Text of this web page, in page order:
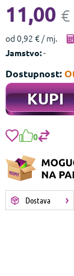
11,00 €
od 0,92 € / mj.
Jamstvo:-
Dostupnost:
KUPI
0
Dostava